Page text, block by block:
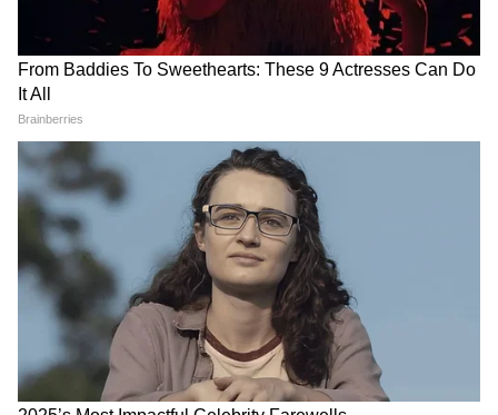
LATEST VIDEOS
प्रेक्टिकल बातें, तालियों से गूंज उठा हॉल
Modi in IIT Delhi: '1 लाख करोड़..अंग्रेजी में
बोलूं', देश के युवाओं को Modi ने दिया बहुत बड़ा
टास्क